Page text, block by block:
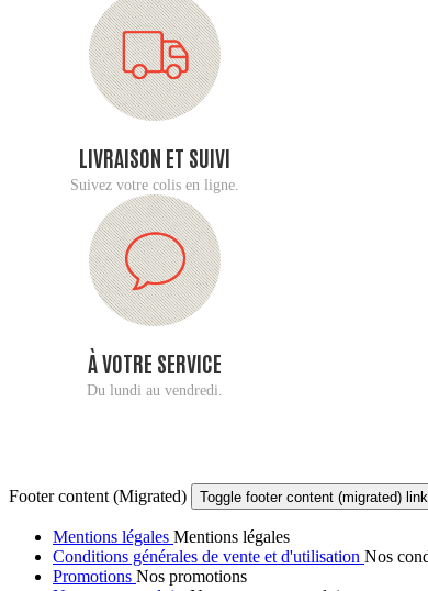
LIVRAISON ET SUIVI
Suivez votre colis en ligne.
À VOTRE SERVICE
Du lundi au vendredi.
Footer content (Migrated) Toggle footer content (migrated)
Mentions légales Mentions légales
Conditions générales de vente et d'utilisation Nos
Promotions Nos promotions